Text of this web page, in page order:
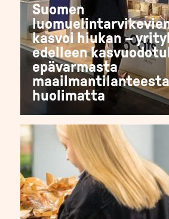
Suomen
kasvoi hiukan –
edelleen
epävarmasta
maailmantilanteesta
huolimatta